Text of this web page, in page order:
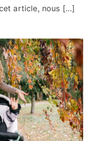
article, nous […]